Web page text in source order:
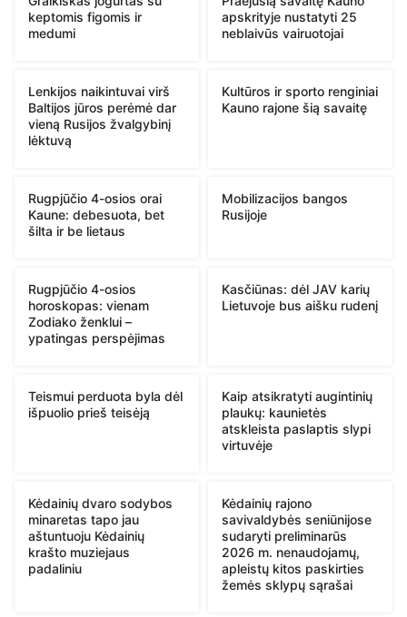
keptomis figomis ir
medumi
apskrityje nustatyti 25
neblaivūs vairuotojai
Lenkijos naikintuvai virš
Baltijos jūros perėmė dar
vieną Rusijos žvalgybinį
lėktuvą
Kultūros ir sporto renginiai
Kauno rajone šią savaitę
Rugpjūčio 4-osios orai
Kaune: debesuota, bet
šilta ir be lietaus
Mobilizacijos bangos
Rusijoje
Rugpjūčio 4-osios
horoskopas: vienam
Zodiako ženklui –
ypatingas perspėjimas
Kasčiūnas: dėl JAV karių
Lietuvoje bus aišku rudenį
Teismui perduota byla dėl
išpuolio prieš teisėją
Kaip atsikratyti augintinių
plaukų: kaunietės
atskleista paslaptis slypi
virtuvėje
Kėdainių dvaro sodybos
minaretas tapo jau
aštuntuoju Kėdainių
krašto muziejaus
padaliniu
Kėdainių rajono
savivaldybės seniūnijose
sudaryti preliminarūs
2026 m. nenaudojamų,
apleistų kitos paskirties
žemės sklypų sąrašai